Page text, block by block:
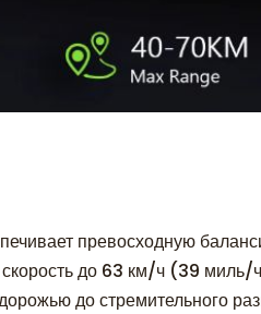
превосходную
до 63 км/ч (39 миль/
до стремительного